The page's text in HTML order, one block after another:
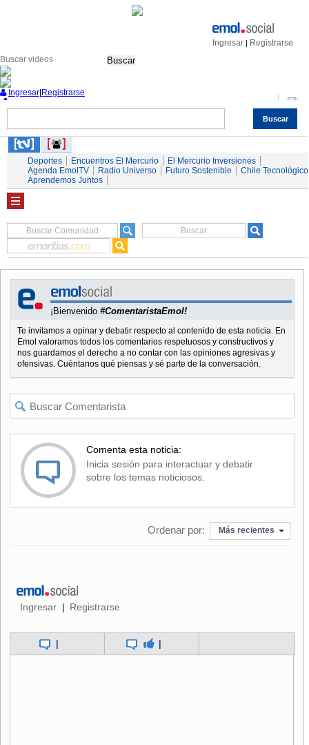
Ingresar | Registrarse
Buscar
Buscar
Ingresar Registrarse
Servicios
Deportes Encuentros El Mercurio
El Mercurio Inversiones
Agenda EmolTV
Radio Universo Futuro Sostenible
Chile Tecnológico
Aprendemos Juntos
¡Bienvenido #ComentaristaEmol!
Te invitamos a opinar y debatir respecto al contenido de esta noticia. En
Emol valoramos todos los comentarios respetuosos y constructivos y
nos guardamos el derecho a no contar con las opiniones agresivas y
ofensivas. Cuéntanos qué piensas y sé parte de la conversación.
Comenta esta noticia:
Inicia sesión para interactuar y debatir
sobre los temas noticiosos.
Ordenar por: Más recientes
Ingresar | Registrarse
| |